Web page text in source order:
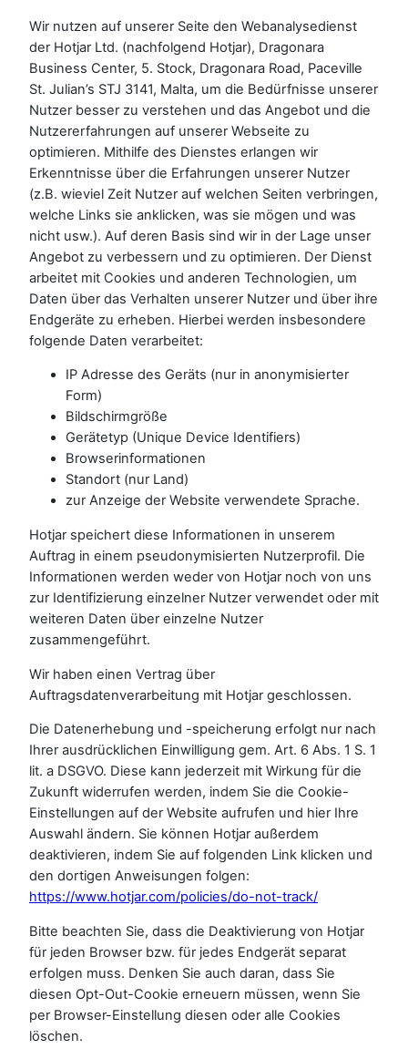
Wir nutzen auf unserer Seite den Webanalysedienst
der Hotjar Ltd. (nachfolgend Hotjar), Dragonara
Business Center, 5. Stock, Dragonara Road, Paceville
St. Julian’s STJ 3141, Malta, um die Bedürfnisse unserer
Nutzer besser zu verstehen und das Angebot und die
Nutzererfahrungen auf unserer Webseite zu
optimieren. Mithilfe des Dienstes erlangen wir
Erkenntnisse über die Erfahrungen unserer Nutzer
(z.B. wieviel Zeit Nutzer auf welchen Seiten verbringen,
welche Links sie anklicken, was sie mögen und was
nicht usw.). Auf deren Basis sind wir in der Lage unser
Angebot zu verbessern und zu optimieren. Der Dienst
arbeitet mit Cookies und anderen Technologien, um
Daten über das Verhalten unserer Nutzer und über ihre
Endgeräte zu erheben. Hierbei werden insbesondere
folgende Daten verarbeitet:
IP Adresse des Geräts (nur in anonymisierter
Form)
Bildschirmgröße
Gerätetyp (Unique Device Identifiers)
Browserinformationen
Standort (nur Land)
zur Anzeige der Website verwendete Sprache.
Hotjar speichert diese Informationen in unserem
Auftrag in einem pseudonymisierten Nutzerprofil. Die
Informationen werden weder von Hotjar noch von uns
zur Identifizierung einzelner Nutzer verwendet oder mit
weiteren Daten über einzelne Nutzer
zusammengeführt.
Wir haben einen Vertrag über
Auftragsdatenverarbeitung mit Hotjar geschlossen.
Die Datenerhebung und -speicherung erfolgt nur nach
Ihrer ausdrücklichen Einwilligung gem. Art. 6 Abs. 1 S. 1
lit. a DSGVO. Diese kann jederzeit mit Wirkung für die
Zukunft widerrufen werden, indem Sie die Cookie-
Einstellungen auf der Website aufrufen und hier Ihre
Auswahl ändern. Sie können Hotjar außerdem
deaktivieren, indem Sie auf folgenden Link klicken und
den dortigen Anweisungen folgen:
https://www.hotjar.com/policies/do-not-track/
Bitte beachten Sie, dass die Deaktivierung von Hotjar
für jeden Browser bzw. für jedes Endgerät separat
erfolgen muss. Denken Sie auch daran, dass Sie
diesen Opt-Out-Cookie erneuern müssen, wenn Sie
per Browser-Einstellung diesen oder alle Cookies
löschen.